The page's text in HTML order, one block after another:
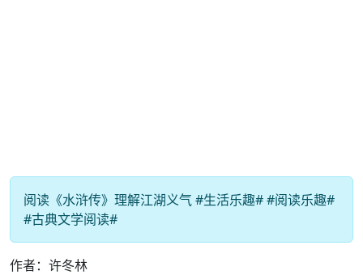
阅读《水浒传》理解江湖义气 #生活乐趣# #阅读乐趣#
#古典文学阅读#
作者：许冬林